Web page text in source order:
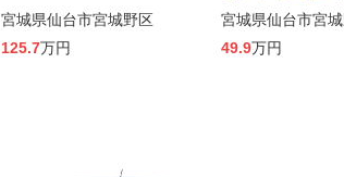
宮城県仙台市宮城野区
125.7万円
宮城県仙台市宮
49.9万円